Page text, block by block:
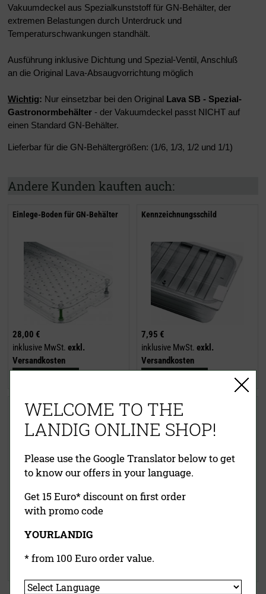
Vakuumdeckel aus Spezialkunststoff für GN-Behälter, der
extremen Belastungen durch Unterdruck und
Temperaturschwankungen standhält.
Ausführung inklusive Dichtung und Spezial-Ventil, Anschluß
an die Original Lava-Absaugvorrichtung möglich
Wichtig: Nur einsetzbar bei den Original Lava SB - Spezial-
Gastronormbehälter - der Vakuumdeckel passt NICHT auf
einen Standard GN-Behälter.
Lieferbar für die GN-Behältergrößen: (1/6, 1/3, 1/2 und 1/1)
Andere Kunden kauften auch:
Einlege-Boden für GN-Behälter
28,00 €
inklusive MwSt. exkl.
Versandkosten
Kennzeichnungsschild
7,95 €
inklusive MwSt. exkl.
Versandkosten
Vakuumiergerät V.500 Premium
(72 cm Schweißbreite)
inklusive MwSt.exkl.
Versandkosten
Lava-Top Vakuumdeckel
WELCOME TO THE
LANDIG ONLINE SHOP!
Please use the Google Translator below to get
to know our offers in your language.
Get 15 Euro* discount on first order
with promo code
YOURLANDIG
* from 100 Euro order value.